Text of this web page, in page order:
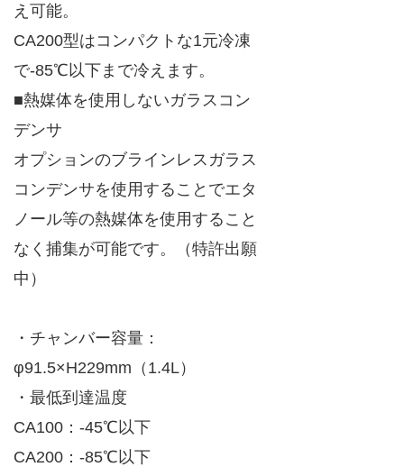
え可能。
CA200型はコンパクトな1元冷凍
で-85℃以下まで冷えます。
■熱媒体を使用しないガラスコン
デンサ
オプションのブラインレスガラス
コンデンサを使用することでエタ
ノール等の熱媒体を使用すること
なく捕集が可能です。（特許出願
中）
・チャンバー容量：
φ91.5×H229mm（1.4L）
・最低到達温度
CA100：-45℃以下
CA200：-85℃以下